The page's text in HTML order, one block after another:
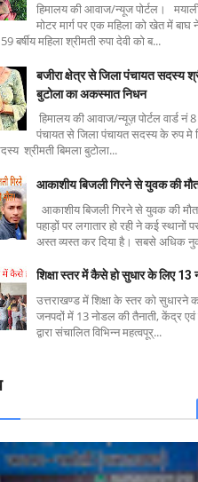
हिमालय की आवाज/न्यूज पोर्टल।
मोटर मार्ग पर एक महिला को खेत में बाघ
बर्षीय महिला श्रीमती रुपा देवी को ब...
बजीरा क्षेत्र से जिला पंचायत सदस्य
बुटोला का अकस्मात निधन
हिमालय की आवाज/न्यूज़ पोर्टल वार्ड नं 8
पंचायत से जिला पंचायत सदस्य के रुप मे
श्रीमती बिमला बुटोला...
आकाशीय बिजली गिरने से युवक की
आकाशीय बिजली गिरने से युवक की
पहाड़ों पर लगातार हो रही ने कई स्थानों
अस्त व्यस्त कर दिया है। सबसे अधिक
शिक्षा स्तर में कैसे हो सुधार के लिए 13
उत्तराखण्ड में शिक्षा के स्तर को सुधारने
जनपदों में 13 नोडल की तैनाती, केंद्र एवं
द्वारा संचालित विभिन्न महत्वपूर्...